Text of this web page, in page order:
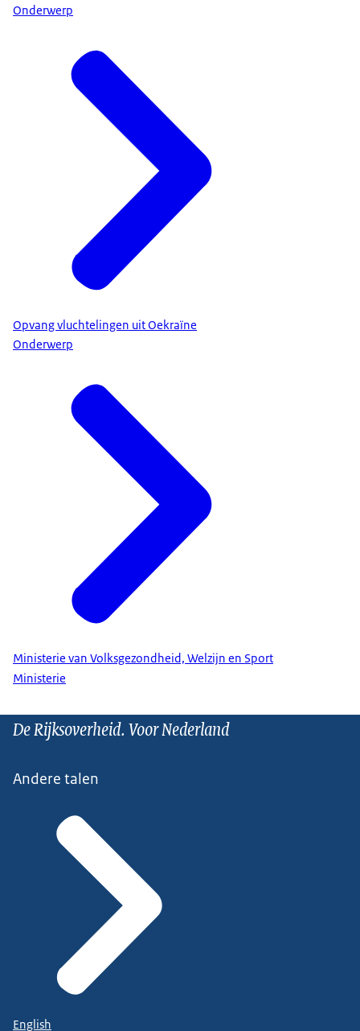
Onderwerp
Opvang vluchtelingen uit Oekraïne
Onderwerp
Ministerie van Volksgezondheid, Welzijn en Sport
Ministerie
De Rijksoverheid. Voor Nederland
Andere talen
English